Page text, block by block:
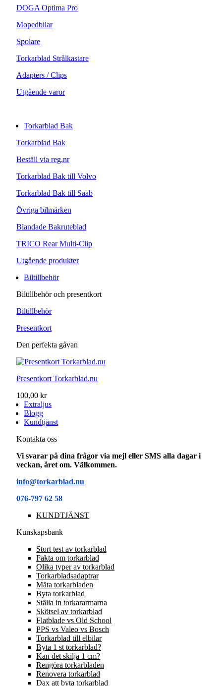
DOGA Optima Pro
Mopedbilar
Spolare
Torkarblad Strålkastare
Adapters / Clips
Utgående varor
Torkarblad Bak
Torkarblad Bak
Beställ via reg.nr
Torkarblad Bak till Volvo
Torkarblad Bak till Saab
Övriga bilmärken
Blandade Bakruteblad
TRICO Rear Multi-Clip
Utgående produkter
Biltillbehör
Biltillbehör och presentkort
Biltillbehör
Presentkort
Den perfekta gåvan
Presentkort Torkarblad.nu
100,00 kr
Extraljus
Blogg
Kundtjänst
Kontakta oss
Vi svarar på dina frågor via mejl eller SMS alla dagar i
veckan, året om. Välkommen.
info@torkarblad.nu
076-797 62 58
KUNDTJÄNST
Kunskapsbank
Stort test av torkarblad
Fakta om torkarblad
Olika typer av torkarblad
Torkarbladsadaptrar
Mäta torkarbladen
Byta torkarblad
Ställa in torkararmarna
Skötsel av torkarblad
Flatblade vs Old School
PPS vs Valeo vs Bosch
Torkarblad till elbilar
Byta 1 st torkarblad?
Kan det skilja 1 cm?
Rengöra torkarbladen
Renovera torkarblad
Dax att byta torkarblad